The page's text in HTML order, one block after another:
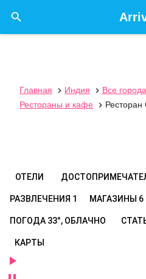

Главная  Индия  Все города
Рестораны и кафе
 Ресторан
ОТЕЛИ
РАЗВЛЕЧЕНИЯ 1 МАГАЗИНЫ 6
ПОГОДА 33°, ОБЛАЧНО
КАРТЫ
